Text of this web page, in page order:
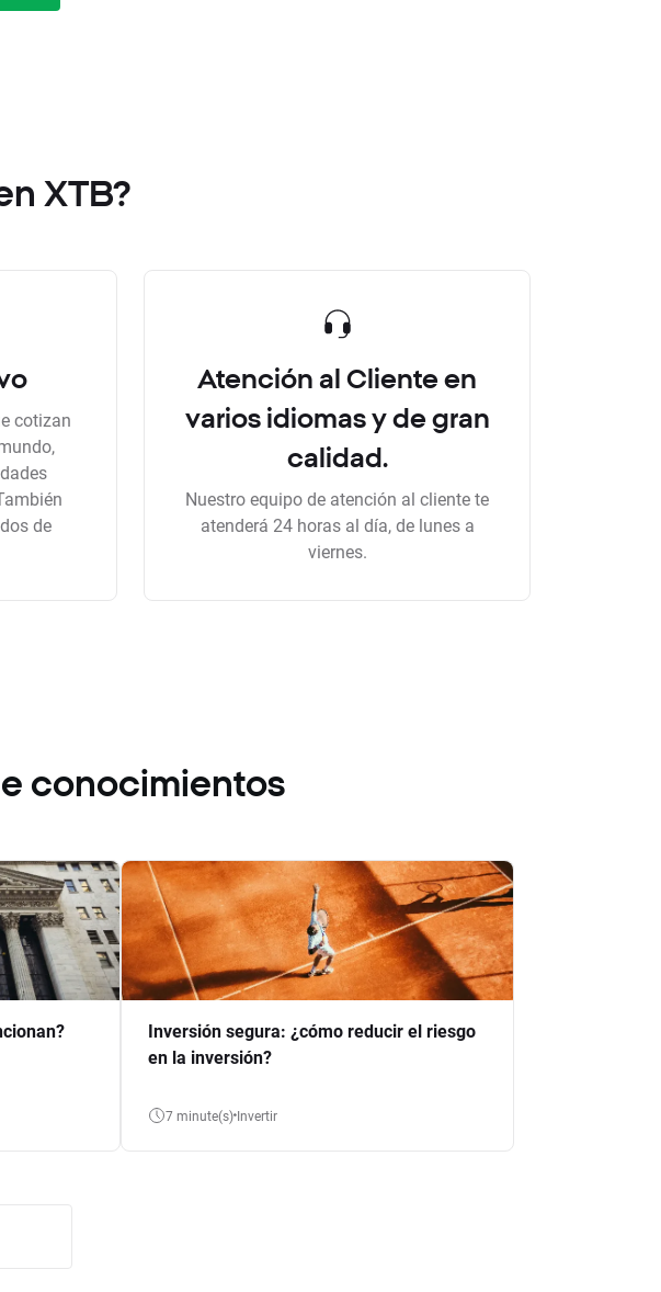
XTB?
cotizan
de
Atención al Cliente en
varios idiomas y de gran
calidad.
Nuestro equipo de atención al cliente te
atenderá 24 horas al día, de lunes a
viernes.
conocimientos
Inversión segura: ¿cómo reducir el riesgo
en la inversión?
7 minute(s) Invertir